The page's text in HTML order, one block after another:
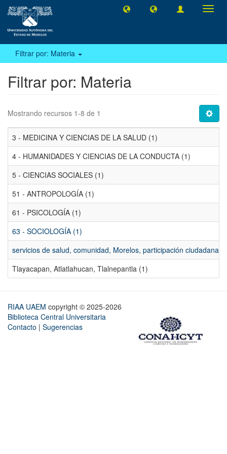
Filtrar por: Materia
Filtrar por: Materia
Mostrando recursos 1-8 de 1
3 - MEDICINA Y CIENCIAS DE LA SALUD (1)
4 - HUMANIDADES Y CIENCIAS DE LA CONDUCTA (1)
5 - CIENCIAS SOCIALES (1)
51 - ANTROPOLOGÍA (1)
61 - PSICOLOGÍA (1)
63 - SOCIOLOGÍA (1)
servicios de salud, comunidad, Morelos, participación
Tlayacapan, Atlatlahucan, Tlalnepantla (1)
RIAA UAEM copyright © 2025-2026
Biblioteca Central Universitaria
Contacto | Sugerencias